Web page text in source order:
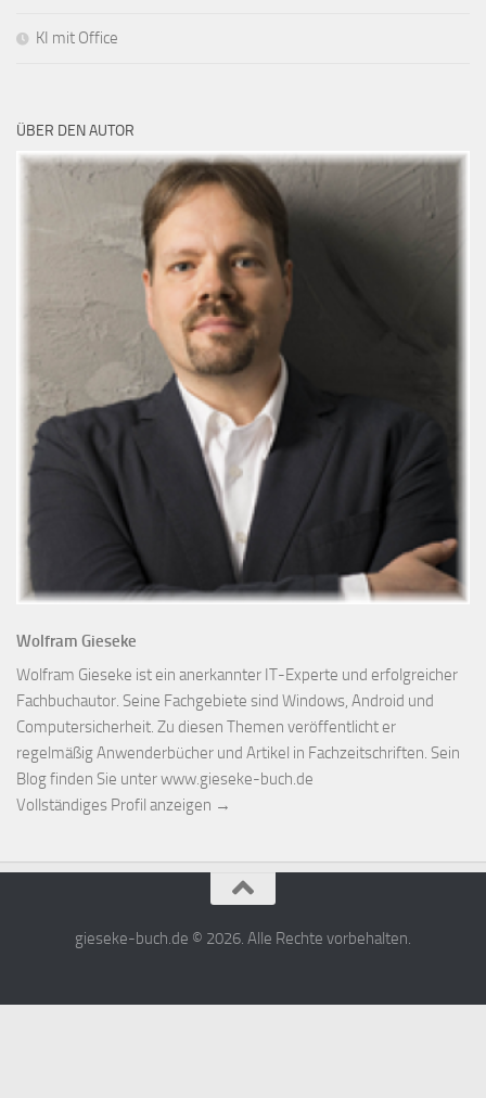
KI mit Office
ÜBER DEN AUTOR
Wolfram Gieseke
Wolfram Gieseke ist ein anerkannter IT-Experte und erfolgreicher
Fachbuchautor. Seine Fachgebiete sind Windows, Android und
Computersicherheit. Zu diesen Themen veröffentlicht er
regelmäßig Anwenderbücher und Artikel in Fachzeitschriften. Sein
Blog finden Sie unter www.gieseke-buch.de
Vollständiges Profil anzeigen →
gieseke-buch.de © 2026. Alle Rechte vorbehalten.